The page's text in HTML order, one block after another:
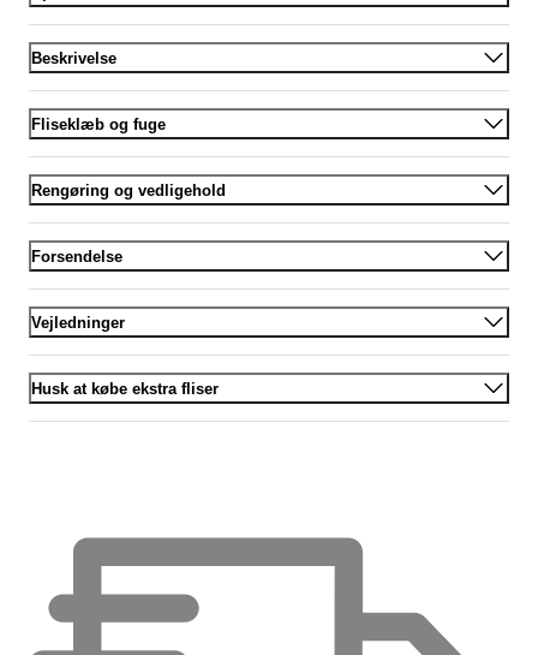
Beskrivelse
Fliseklæb og fuge
Rengøring og vedligehold
Forsendelse
Vejledninger
Husk at købe ekstra fliser